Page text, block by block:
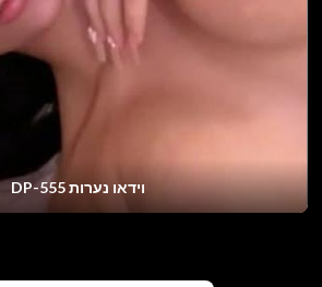
וידאו נערות DP-555